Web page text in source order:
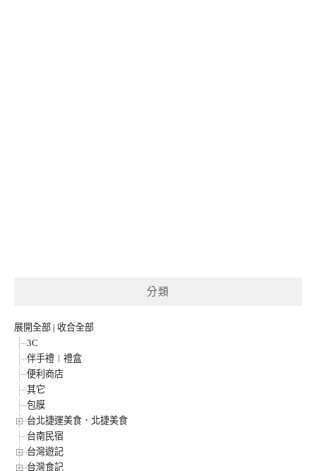
分類
展開全部 | 收合全部
3C
伴手禮︱禮盒
便利商店
其它
包膜
台北捷運美食．北捷美食
台南民宿
台灣遊記
台灣食記